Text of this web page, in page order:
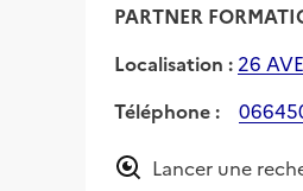
PARTNER
Localisation : 26
Téléphone :
Lancer une